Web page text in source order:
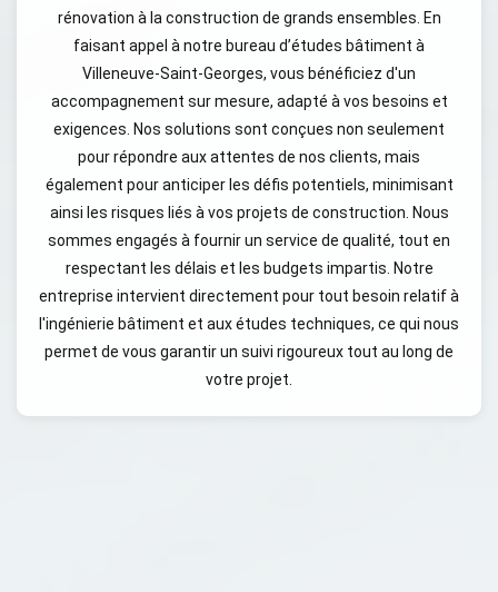
rénovation à la construction de grands ensembles. En
faisant appel à notre bureau d’études bâtiment à
Villeneuve-Saint-Georges, vous bénéficiez d'un
accompagnement sur mesure, adapté à vos besoins et
exigences. Nos solutions sont conçues non seulement
pour répondre aux attentes de nos clients, mais
également pour anticiper les défis potentiels, minimisant
ainsi les risques liés à vos projets de construction. Nous
sommes engagés à fournir un service de qualité, tout en
respectant les délais et les budgets impartis. Notre
entreprise intervient directement pour tout besoin relatif à
l'ingénierie bâtiment et aux études techniques, ce qui nous
permet de vous garantir un suivi rigoureux tout au long de
votre projet.